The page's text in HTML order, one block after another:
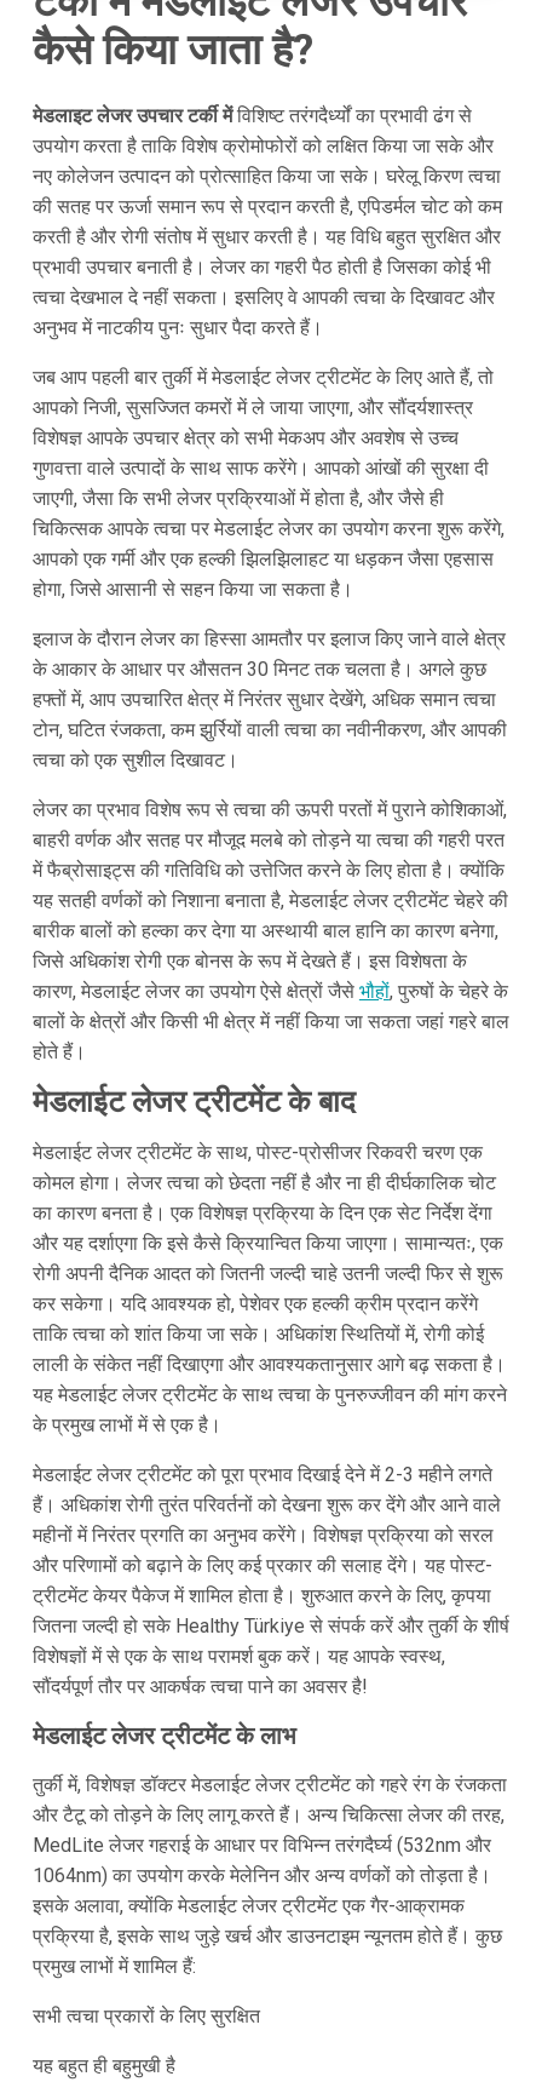
कैसे किया जाता है?
मेडलाइट लेजर उपचार टर्की मेंविशिष्ट तरंगदैर्ध्यों का प्रभावी ढंग से
उपयोग करता है ताकि विशेष क्रोमोफोरों को लक्षित किया जा सके और
नए कोलेजन उत्पादन को प्रोत्साहित किया जा सके। घरेलू किरण त्वचा
की सतह पर ऊर्जा समान रूप से प्रदान करती है, एपिडर्मल चोट को कम
करती है और रोगी संतोष में सुधार करती है। यह विधि बहुत सुरक्षित और
प्रभावी उपचार बनाती है। लेजर का गहरी पैठ होती है जिसका कोई भी
त्वचा देखभाल दे नहीं सकता। इसलिए वे आपकी त्वचा के दिखावट और
अनुभव में नाटकीय पुनः सुधार पैदा करते हैं।
जब आप पहली बार तुर्की में मेडलाईट लेजर ट्रीटमेंट के लिए आते हैं, तो
आपको निजी, सुसज्जित कमरों में ले जाया जाएगा, और सौंदर्यशास्त्र
विशेषज्ञ आपके उपचार क्षेत्र को सभी मेकअप और अवशेष से उच्च
गुणवत्ता वाले उत्पादों के साथ साफ करेंगे। आपको आंखों की सुरक्षा दी
जाएगी, जैसा कि सभी लेजर प्रक्रियाओं में होता है, और जैसे ही
चिकित्सक आपके त्वचा पर मेडलाईट लेजर का उपयोग करना शुरू करेंगे,
आपको एक गर्मी और एक हल्की झिलझिलाहट या धड़कन जैसा एहसास
होगा, जिसे आसानी से सहन किया जा सकता है।
इलाज के दौरान लेजर का हिस्सा आमतौर पर इलाज किए जाने वाले क्षेत्र
के आकार के आधार पर औसतन 30 मिनट तक चलता है। अगले कुछ
हफ्तों में, आप उपचारित क्षेत्र में निरंतर सुधार देखेंगे, अधिक समान त्वचा
टोन, घटित रंजकता, कम झुर्रियों वाली त्वचा का नवीनीकरण, और आपकी
त्वचा को एक सुशील दिखावट।
लेजर का प्रभाव विशेष रूप से त्वचा की ऊपरी परतों में पुराने कोशिकाओं,
बाहरी वर्णक और सतह पर मौजूद मलबे को तोड़ने या त्वचा की गहरी परत
में फैब्रोसाइट्स की गतिविधि को उत्तेजित करने के लिए होता है। क्योंकि
यह सतही वर्णकों को निशाना बनाता है, मेडलाईट लेजर ट्रीटमेंट चेहरे की
बारीक बालों को हल्का कर देगा या अस्थायी बाल हानि का कारण बनेगा,
जिसे अधिकांश रोगी एक बोनस के रूप में देखते हैं। इस विशेषता के
कारण, मेडलाईट लेजर का उपयोग ऐसे क्षेत्रों जैसे भौहों, पुरुषों के चेहरे के
बालों के क्षेत्रों और किसी भी क्षेत्र में नहीं किया जा सकता जहां गहरे बाल
होते हैं।
मेडलाईट लेजर ट्रीटमेंट के बाद
मेडलाईट लेजर ट्रीटमेंट के साथ, पोस्ट-प्रोसीजर रिकवरी चरण एक
कोमल होगा। लेजर त्वचा को छेदता नहीं है और ना ही दीर्घकालिक चोट
का कारण बनता है। एक विशेषज्ञ प्रक्रिया के दिन एक सेट निर्देश देंगा
और यह दर्शाएगा कि इसे कैसे क्रियान्वित किया जाएगा। सामान्यतः, एक
रोगी अपनी दैनिक आदत को जितनी जल्दी चाहे उतनी जल्दी फिर से शुरू
कर सकेगा। यदि आवश्यक हो, पेशेवर एक हल्की क्रीम प्रदान करेंगे
ताकि त्वचा को शांत किया जा सके। अधिकांश स्थितियों में, रोगी कोई
लाली के संकेत नहीं दिखाएगा और आवश्यकतानुसार आगे बढ़ सकता है।
यह मेडलाईट लेजर ट्रीटमेंट के साथ त्वचा के पुनरुज्जीवन की मांग करने
के प्रमुख लाभों में से एक है।
मेडलाईट लेजर ट्रीटमेंट को पूरा प्रभाव दिखाई देने में 2-3 महीने लगते
हैं। अधिकांश रोगी तुरंत परिवर्तनों को देखना शुरू कर देंगे और आने वाले
महीनों में निरंतर प्रगति का अनुभव करेंगे। विशेषज्ञ प्रक्रिया को सरल
और परिणामों को बढ़ाने के लिए कई प्रकार की सलाह देंगे। यह पोस्ट-
ट्रीटमेंट केयर पैकेज में शामिल होता है। शुरुआत करने के लिए, कृपया
जितना जल्दी हो सके Healthy Türkiye से संपर्क करें और तुर्की के शीर्ष
विशेषज्ञों में से एक के साथ परामर्श बुक करें। यह आपके स्वस्थ,
सौंदर्यपूर्ण तौर पर आकर्षक त्वचा पाने का अवसर है!
मेडलाईट लेजर ट्रीटमेंट के लाभ
तुर्की में, विशेषज्ञ डॉक्टर मेडलाईट लेजर ट्रीटमेंट को गहरे रंग के रंजकता
और टैटू को तोड़ने के लिए लागू करते हैं। अन्य चिकित्सा लेजर की तरह,
MedLite लेजर गहराई के आधार पर विभिन्न तरंगदैर्घ्य (532nm और
1064nm) का उपयोग करके मेलेनिन और अन्य वर्णकों को तोड़ता है।
इसके अलावा, क्योंकि मेडलाईट लेजर ट्रीटमेंट एक गैर-आक्रामक
प्रक्रिया है, इसके साथ जुड़े खर्च और डाउनटाइम न्यूनतम होते हैं। कुछ
प्रमुख लाभों में शामिल हैं:
सभी त्वचा प्रकारों के लिए सुरक्षित
यह बहुत ही बहुमुखी है